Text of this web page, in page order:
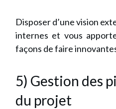
Disposer d’une vision
internes et vous
façons de faire
5) Gestion des
du projet